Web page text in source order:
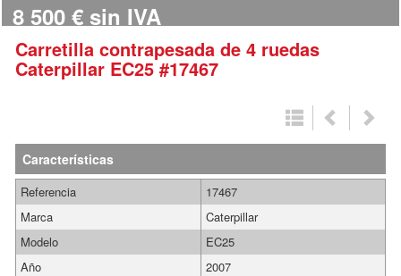
8 500 € sin IVA
Carretilla contrapesada de 4 ruedas
Caterpillar EC25#17467
Características
Referencia
17467
Marca
Caterpillar
Modelo
EC25
Año
2007